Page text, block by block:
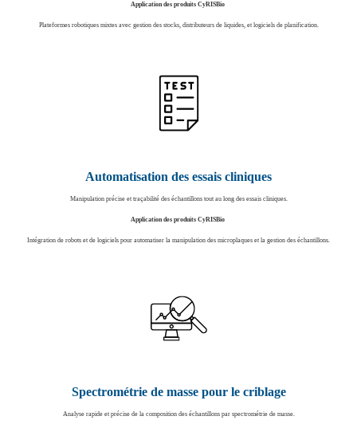
Application des produits CyRISBio
Plateformes robotiques mixtes avec gestion des stocks, distributeurs de liquides, et logiciels de planification.
Automatisation des essais cliniques
Manipulation précise et traçabilité des échantillons tout au long des essais cliniques.
Application des produits CyRISBio
Intégration de robots et de logiciels pour automatiser la manipulation des microplaques et la gestion des échantillons.
Spectrométrie de masse pour le criblage
Analyse rapide et précise de la composition des échantillons par spectrométrie de masse.